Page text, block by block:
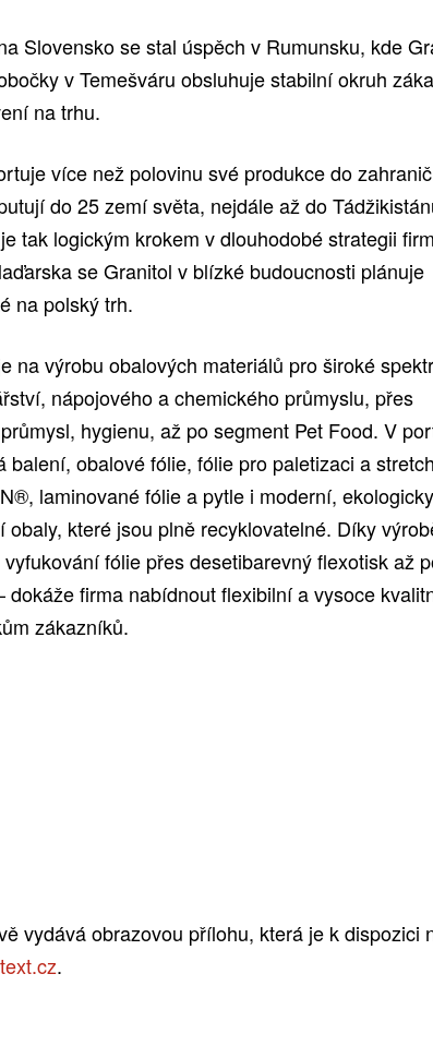
Slovensko se stal úspěch v Rumunsku, kde
v Temešváru obsluhuje stabilní okruh
na trhu.
více než polovinu své produkce do
do 25 zemí světa, nejdále až do
tak logickým krokem v dlouhodobé strategii
se Granitol v blízké budoucnosti plánuje
na polský trh.
na výrobu obalových materiálů pro široké
nápojového a chemického průmyslu, přes
hygienu, až po segment Pet Food. V
balení, obalové fólie, fólie pro paletizaci a
laminované fólie a pytle i moderní,
které jsou plně recyklovatelné. Díky
vyfukování fólie přes desetibarevný flexotisk až
dokáže firma nabídnout flexibilní a vysoce
zákazníků.
vydává obrazovou přílohu, která je k dispozici
.